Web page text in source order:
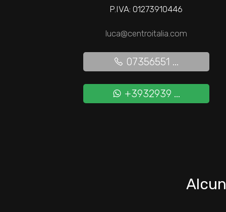
P.IVA: 01273910446
luca@centroitalia.com
07356551 ...
+3932939 ...